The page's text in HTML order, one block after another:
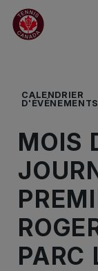
Sauter au menu
Sauter au contenu
Sauter au pied de page
EN DÉCOUVRIR PLUS
CALENDRIER
D'ÉVÉNEMENTS
MOIS
PARC